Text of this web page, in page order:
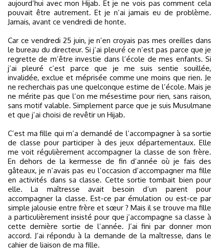
aujourd’hui avec mon Hijab. Et je ne vois pas comment cela
pouvait être autrement. Et je n’ai jamais eu de problème.
Jamais, avant ce vendredi de honte.
Car ce vendredi 25 juin, je n’en croyais pas mes oreilles dans
le bureau du directeur. Si j’ai pleuré ce n’est pas parce que je
regrette de m’être investie dans l’école de mes enfants. Si
j’ai pleuré c’est parce que je me suis sentie souillée,
invalidée, exclue et méprisée comme une moins que rien. Je
ne recherchais pas une quelconque estime de l’école. Mais je
ne mérite pas que l’on me mésestime pour rien, sans raison,
sans motif valable. Simplement parce que je suis Musulmane
et que j’ai choisi de revêtir un Hijab.
C’est ma fille qui m’a demandé de l’accompagner à sa sortie
de classe pour participer à des jeux départementaux. Elle
me voit régulièrement accompagner la classe de son frère.
En dehors de la kermesse de fin d’année où je fais des
gâteaux, je n’avais pas eu l’occasion d’accompagner ma fille
en activités dans sa classe. Cette sortie tombait bien pour
elle. La maîtresse avait besoin d’un parent pour
accompagner la classe. Est-ce par émulation ou est-ce par
simple jalousie entre frère et sœur ? Mais il se trouve ma fille
a particulièrement insisté pour que j’accompagne sa classe à
cette dernière sortie de l’année. J’ai fini par donner mon
accord. J’ai répondu à la demande de la maîtresse, dans le
cahier de liaison de ma fille.